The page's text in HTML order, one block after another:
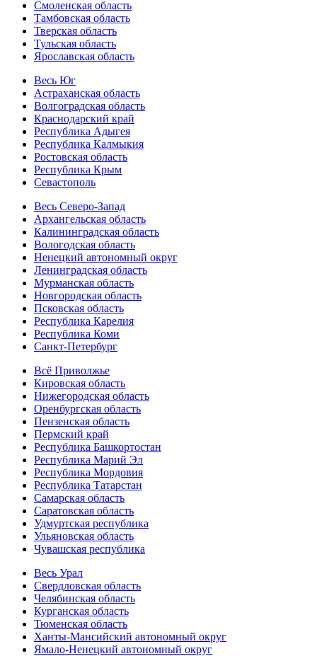
Смоленская область
Тамбовская область
Тверская область
Тульская область
Ярославская область
Весь Юг
Астраханская область
Волгоградская область
Краснодарский край
Республика Адыгея
Республика Калмыкия
Ростовская область
Республика Крым
Севастополь
Весь Северо-Запад
Архангельская область
Калининградская область
Вологодская область
Ненецкий автономный округ
Ленинградская область
Мурманская область
Новгородская область
Псковская область
Республика Карелия
Республика Коми
Санкт-Петербург
Всё Приволжье
Кировская область
Нижегородская область
Оренбургская область
Пензенская область
Пермский край
Республика Башкортостан
Республика Марий Эл
Республика Мордовия
Республика Татарстан
Самарская область
Саратовская область
Удмуртская республика
Ульяновская область
Чувашская республика
Весь Урал
Свердловская область
Челябинская область
Курганская область
Тюменская область
Ханты-Мансийский автономный округ
Ямало-Ненецкий автономный округ